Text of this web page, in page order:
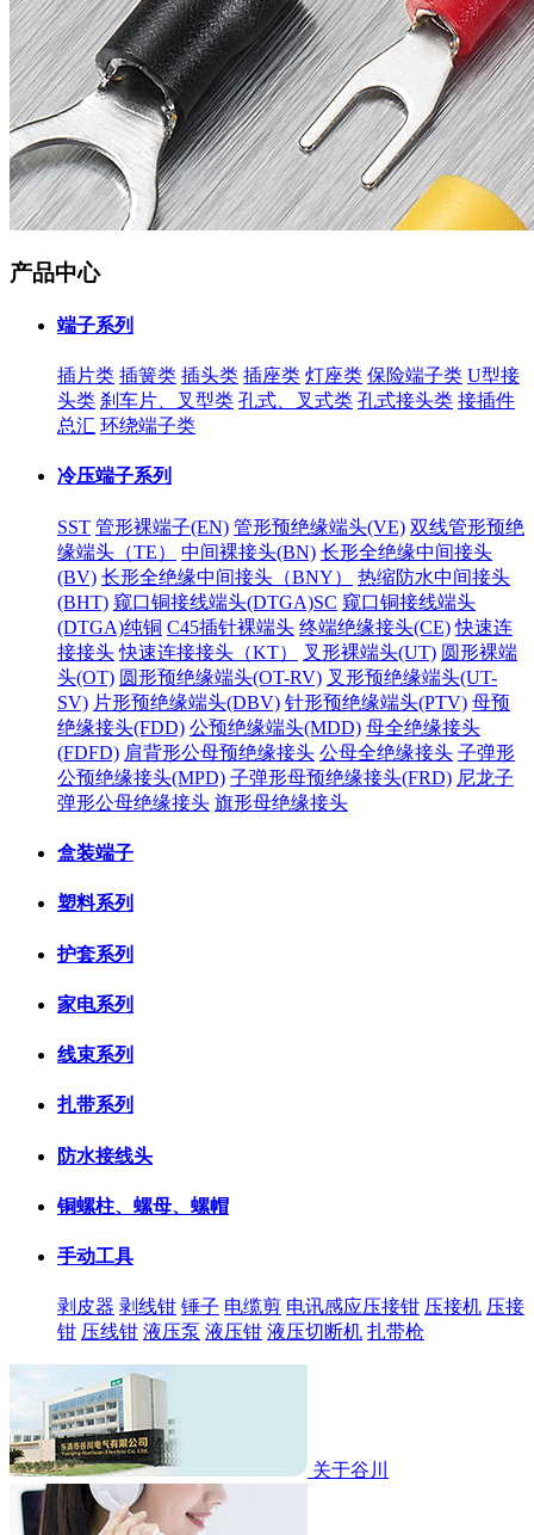
产品中心
端子系列
插片类 插簧类 插头类 插座类 灯座类 保险端子类 U型接
头类 刹车片、叉型类 孔式、叉式类 孔式接头类 接插件
总汇 环绕端子类
冷压端子系列
SST 管形裸端子(EN) 管形预绝缘端头(VE) 双线管形预绝
缘端头（TE）
中间裸接头(BN) 长形全绝缘中间接头
(BV) 长形全绝缘中间接头（BNY）
热缩防水中间接头
(BHT) 窥口铜接线端头(DTGA)SC 窥口铜接线端头
(DTGA)纯铜 C45插针裸端头 终端绝缘接头(CE) 快速连
接接头 快速连接接头（KT） 叉形裸端头(UT) 圆形裸端
头(OT) 圆形预绝缘端头(OT-RV) 叉形预绝缘端头(UT-
SV) 片形预绝缘端头(DBV) 针形预绝缘端头(PTV) 母预
绝缘接头(FDD) 公预绝缘端头(MDD) 母全绝缘接头
(FDFD) 肩背形公母预绝缘接头 公母全绝缘接头 子弹形
公预绝缘接头(MPD) 子弹形母预绝缘接头(FRD) 尼龙子
弹形公母绝缘接头 旗形母绝缘接头
盒装端子
塑料系列
护套系列
家电系列
线束系列
扎带系列
防水接线头
铜螺柱、螺母、螺帽
手动工具
剥皮器 剥线钳 锤子 电缆剪 电讯感应压接钳 压接机 压接
钳 压线钳 液压泵 液压钳 液压切断机 扎带枪
关于谷川